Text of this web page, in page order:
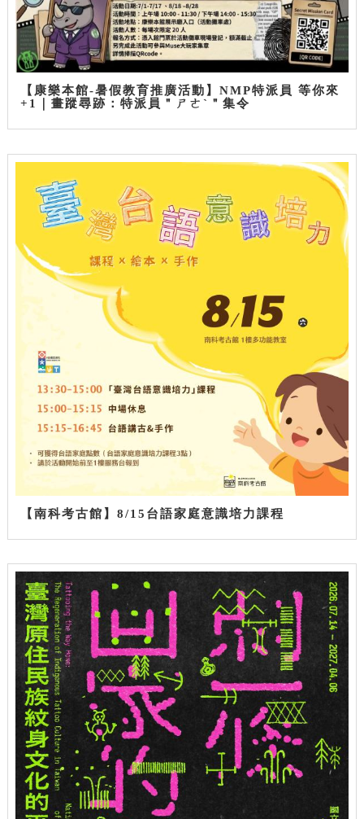
【康樂本館-暑假教育推廣活動】NMP特派員 等你來
+1｜畫蹤尋跡：特派員＂ㄕㄜˋ＂集令
【南科考古館】8/15台語家庭意識培力課程